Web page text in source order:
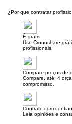
¿Por que contratar
É grátis
Use Cronoshare
profissionais.
Compare preços de
Compare, até, 4
compromisso.
Contrate com
Leia opiniões e